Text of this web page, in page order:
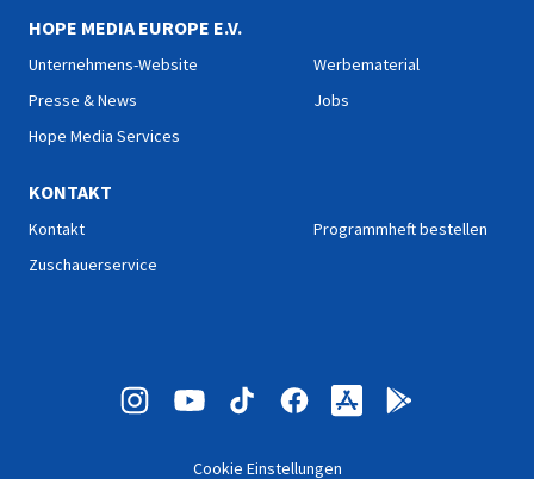
HOPE MEDIA EUROPE E.V.
Unternehmens-Website
Presse & News
Hope Media Services
Werbematerial
Jobs
KONTAKT
Kontakt
Zuschauerservice
Programmheft bestellen
Cookie Einstellungen